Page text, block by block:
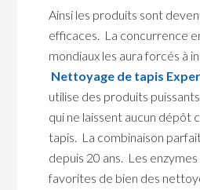
Ainsi les produits sont
efficaces. La concurrence
mondiaux les aura forcés à
Nettoyage de tapis
utilise des produits
qui ne laissent aucun dépôt
tapis. La combinaison
depuis 20 ans. Les
favorites de bien des